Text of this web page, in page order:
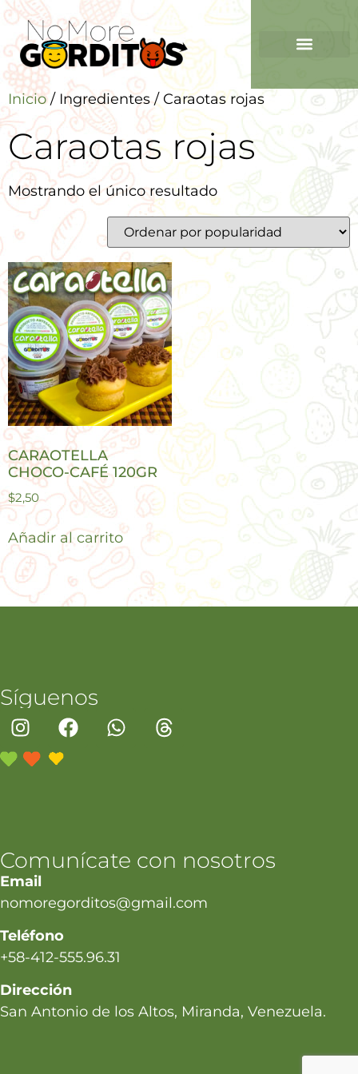
Inicio/ Ingredientes / Caraotas rojas
Caraotas rojas
Mostrando el único resultado
CARAOTELLA
CHOCO-CAFÉ 120GR
$2,50
Añadir al carrito
Síguenos
Comunícate con nosotros
Email
nomoregorditos@gmail.com
Teléfono
+58-412-555.96.31
Dirección
San Antonio de los Altos, Miranda, Venezuela.